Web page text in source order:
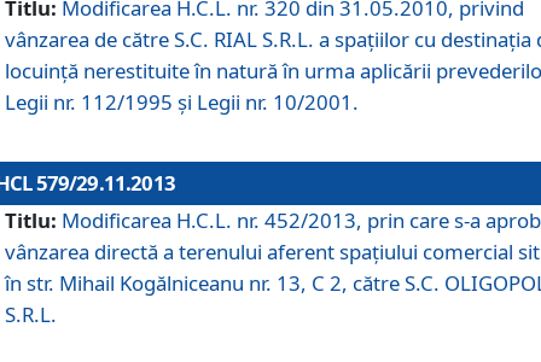
Titlu: Modificarea H.C.L. nr. 320 din 31.05.2010, privind
vânzarea de către S.C. RIAL S.R.L. a spaţiilor cu destinaţia
locuinţă nerestituite în natură în urma aplicării
Legii nr. 112/1995 şi Legii nr. 10/2001.
579/29.11.2013
Titlu: Modificarea H.C.L. nr. 452/2013, prin care s-a
vânzarea directă a terenului aferent spaţiului comercial
în str. Mihail Kogălniceanu nr. 13, C 2, către S.C.
S.R.L.